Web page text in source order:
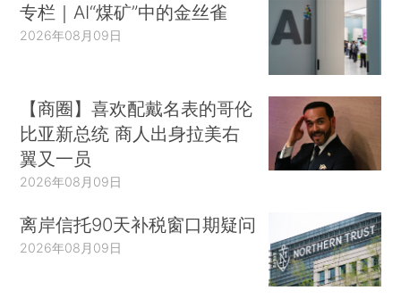
专栏｜AI“煤矿”中的金丝雀
2026年08月09日
【商圈】喜欢配戴名表的哥伦
比亚新总统 商人出身拉美右
翼又一员
2026年08月09日
离岸信托90天补税窗口期疑问
2026年08月09日